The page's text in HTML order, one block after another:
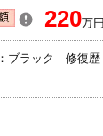
220万円
ラック 修復歴